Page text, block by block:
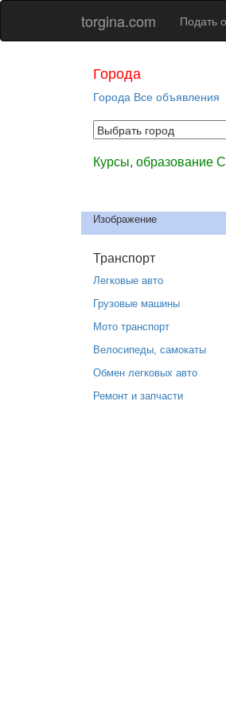
torgina.com Подать
Города
Города Все объявления
Курсы, образование
Изображение
Транспорт
Легковые авто
Грузовые машины
Мото транспорт
Велосипеды, самокаты
Обмен легковых авто
Ремонт и запчасти